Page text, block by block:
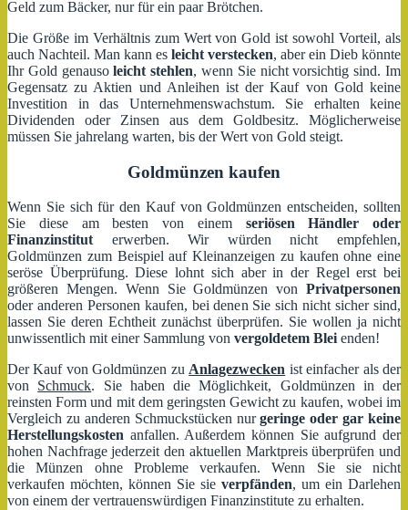
Geld zum Bäcker, nur für ein paar Brötchen.
Die Größe im Verhältnis zum Wert von Gold ist sowohl Vorteil, als
auch Nachteil. Man kann es leicht verstecken, aber ein Dieb könnte
Ihr Gold genausoleicht stehlen, wenn Sie nicht vorsichtig sind. Im
Gegensatz zu Aktien und Anleihen ist der Kauf von Gold keine
Investition in das Unternehmenswachstum. Sie erhalten keine
Dividenden oder Zinsen aus dem Goldbesitz. Möglicherweise
müssen Sie jahrelang warten, bis der Wert von Gold steigt.
Goldmünzen kaufen
Wenn Sie sich für den Kauf von Goldmünzen entscheiden, sollten
Sie diese am besten von einem seriösen Händler oder
Finanzinstitut erwerben. Wir würden nicht empfehlen,
Goldmünzen zum Beispiel auf Kleinanzeigen zu kaufen ohne eine
seröse Überprüfung. Diese lohnt sich aber in der Regel erst bei
größeren Mengen. Wenn Sie Goldmünzen von Privatpersonen
oder anderen Personen kaufen, bei denen Sie sich nicht sicher sind,
lassen Sie deren Echtheit zunächst überprüfen. Sie wollen ja nicht
unwissentlich mit einer Sammlung von vergoldetem Blei enden!
Der Kauf von Goldmünzen zu Anlagezwecken ist einfacher als der
von Schmuck. Sie haben die Möglichkeit, Goldmünzen in der
reinsten Form und mit dem geringsten Gewicht zu kaufen, wobei im
Vergleich zu anderen Schmuckstücken nurgeringe oder gar keine
Herstellungskosten anfallen. Außerdem können Sie aufgrund der
hohen Nachfrage jederzeit den aktuellen Marktpreis überprüfen und
die Münzen ohne Probleme verkaufen. Wenn Sie sie nicht
verkaufen möchten, können Sie sie verpfänden, um ein Darlehen
von einem der vertrauenswürdigen Finanzinstitute zu erhalten.